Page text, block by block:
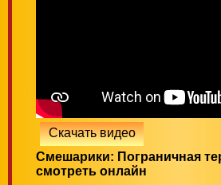
Скачать видео
Смешарики: Пограничная
смотреть онлайн